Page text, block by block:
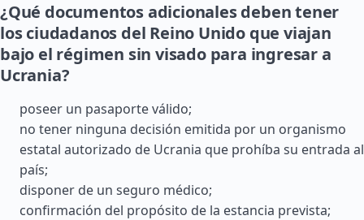
¿Qué documentos adicionales deben tener
los ciudadanos del Reino Unido que viajan
bajo el régimen sin visado para ingresar a
Ucrania?
poseer un pasaporte válido;
no tener ninguna decisión emitida por un organismo
estatal autorizado de Ucrania que prohíba su entrada al
país;
disponer de un seguro médico;
confirmación del propósito de la estancia prevista;